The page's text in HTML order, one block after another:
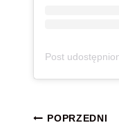
Nawigacja
POPRZEDNI